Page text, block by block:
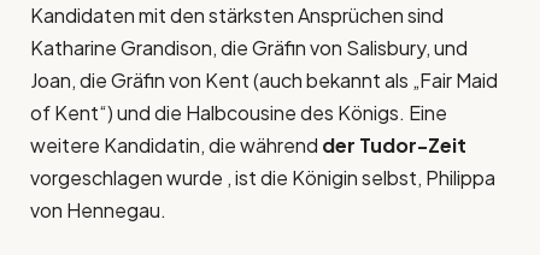
Kandidaten mit den stärksten Ansprüchen sind
Katharine Grandison, die Gräfin von Salisbury, und
Joan, die Gräfin von Kent (auch bekannt als „Fair Maid
of Kent“) und die Halbcousine des Königs. Eine
weitere Kandidatin, die während der Tudor-Zeit
vorgeschlagen wurde , ist die Königin selbst, Philippa
von Hennegau.